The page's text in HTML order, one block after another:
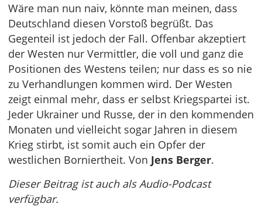
Wäre man nun naiv, könnte man meinen, dass
Deutschland diesen Vorstoß begrüßt. Das
Gegenteil ist jedoch der Fall. Offenbar akzeptiert
der Westen nur Vermittler, die voll und ganz die
Positionen des Westens teilen; nur dass es so nie
zu Verhandlungen kommen wird. Der Westen
zeigt einmal mehr, dass er selbst Kriegspartei ist.
Jeder Ukrainer und Russe, der in den kommenden
Monaten und vielleicht sogar Jahren in diesem
Krieg stirbt, ist somit auch ein Opfer der
westlichen Borniertheit. Von Jens Berger.
Dieser Beitrag ist auch als Audio-Podcast
verfügbar.